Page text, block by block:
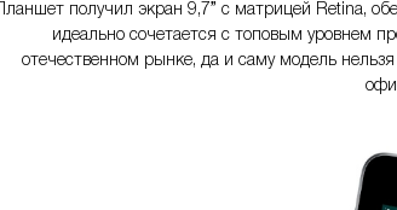
Планшет получил экран 9,7” с матрицей Retina,
идеально сочетается с топовым уровнем
отечественном рынке, да и саму модель